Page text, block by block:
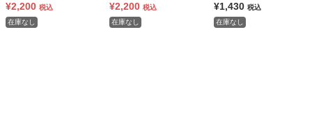
パース
¥2,200 税込
在庫なし
¥2,200 税込
在庫なし
¥1,430 税込
在庫なし